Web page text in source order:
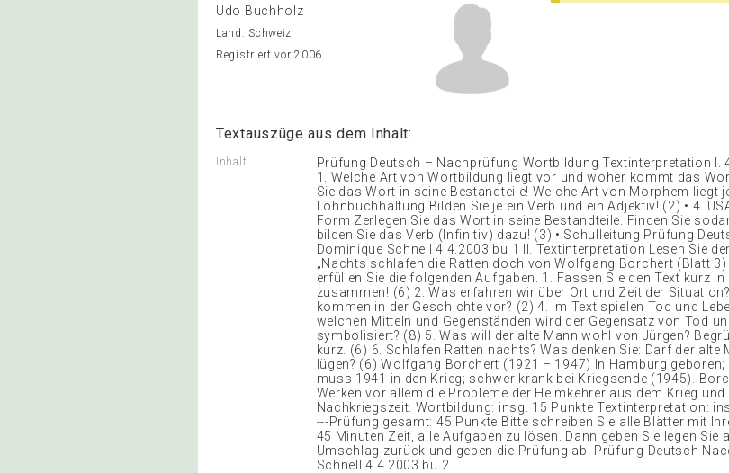
Udo Buchholz
Land: Schweiz
Registriert vor 2006
Textauszüge aus dem Inhalt:
Inhalt
Prüfung Deutsch – Nachprüfung Wortbildung Textinterpretation I.
1. Welche Art von Wortbildung liegt vor und woher kommt das
Sie das Wort in seine Bestandteile! Welche Art von Morphem liegt
Lohnbuchhaltung Bilden Sie je ein Verb und ein Adjektiv! (2) • 4.
Form Zerlegen Sie das Wort in seine Bestandteile. Finden Sie
bilden Sie das Verb (Infinitiv) dazu! (3) • Schulleitung Prüfung
Dominique Schnell 4.4.2003 bu 1 II. Textinterpretation Lesen Sie
„Nachts schlafen die Ratten doch von Wolfgang Borchert (Blatt
erfüllen Sie die folgenden Aufgaben. 1. Fassen Sie den Text kurz in
zusammen! (6) 2. Was erfahren wir über Ort und Zeit der
kommen in der Geschichte vor? (2) 4. Im Text spielen Tod und
welchen Mitteln und Gegenständen wird der Gegensatz von Tod
symbolisiert? (8) 5. Was will der alte Mann wohl von Jürgen?
kurz. (6) 6. Schlafen Ratten nachts? Was denken Sie: Darf der alte
lügen? (6) Wolfgang Borchert (1921 – 1947) In Hamburg geboren;
muss 1941 in den Krieg; schwer krank bei Kriegsende (1945).
Werken vor allem die Probleme der Heimkehrer aus dem Krieg und
Nachkriegszeit. Wortbildung: insg. 15 Punkte Textinterpretation:
---Prüfung gesamt: 45 Punkte Bitte schreiben Sie alle Blätter mit
45 Minuten Zeit, alle Aufgaben zu lösen. Dann geben Sie legen Sie
Umschlag zurück und geben die Prüfung ab. Prüfung Deutsch
Schnell 4.4.2003 bu 2